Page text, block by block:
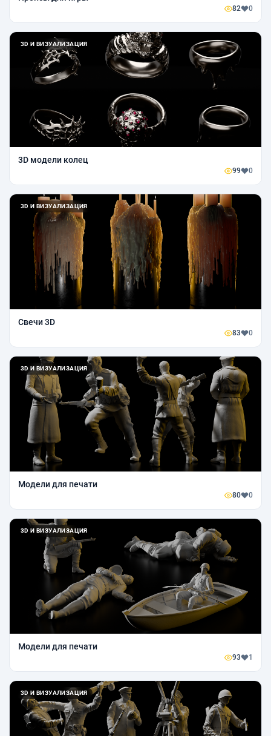
82 0
3D И ВИЗУАЛИЗАЦИЯ
3D модели колец
99 0
3D И ВИЗУАЛИЗАЦИЯ
Свечи 3D
83 0
3D И ВИЗУАЛИЗАЦИЯ
Модели для печати
80 0
3D И ВИЗУАЛИЗАЦИЯ
Модели для печати
93 1
3D И ВИЗУАЛИЗАЦИЯ